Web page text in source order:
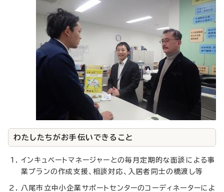
わたしたちがお手伝いできること
インキュベートマネージャーとの毎月定期的な面談による事
業プランの作成支援、相談対応、入居者同士の橋渡し等
八尾市立中小企業サポートセンターのコーディネーターによ